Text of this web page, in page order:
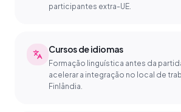
participantes extra-UE.
Cursos de idiomas
Formação linguística antes da
acelerar a integração no local de
Finlândia.